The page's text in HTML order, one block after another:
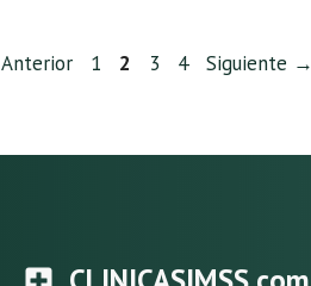
Anterior Página
1 Página
2 Página
3 Página
4 Siguiente →